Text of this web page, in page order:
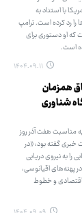
با استناد به
رد کرده است. ترامپ
او دستوری برای
است.
۱۴۰۴.۰۹.۱۱
همزمان
شناوری
مناسبت هفت آذر روز
خبری گفته بود: «در
را به نیروی دریایی
پهنه‌های اقیانوسی،
اقتصادی و خطوط